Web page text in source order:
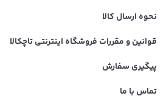
نحوه ارسال کالا
قوانین و مقررات فروشگاه اینترنتی تاچکالا
پیگیری سفارش
تماس با ما